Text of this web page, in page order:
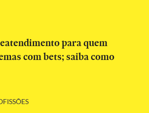
para quem
com bets; saiba como